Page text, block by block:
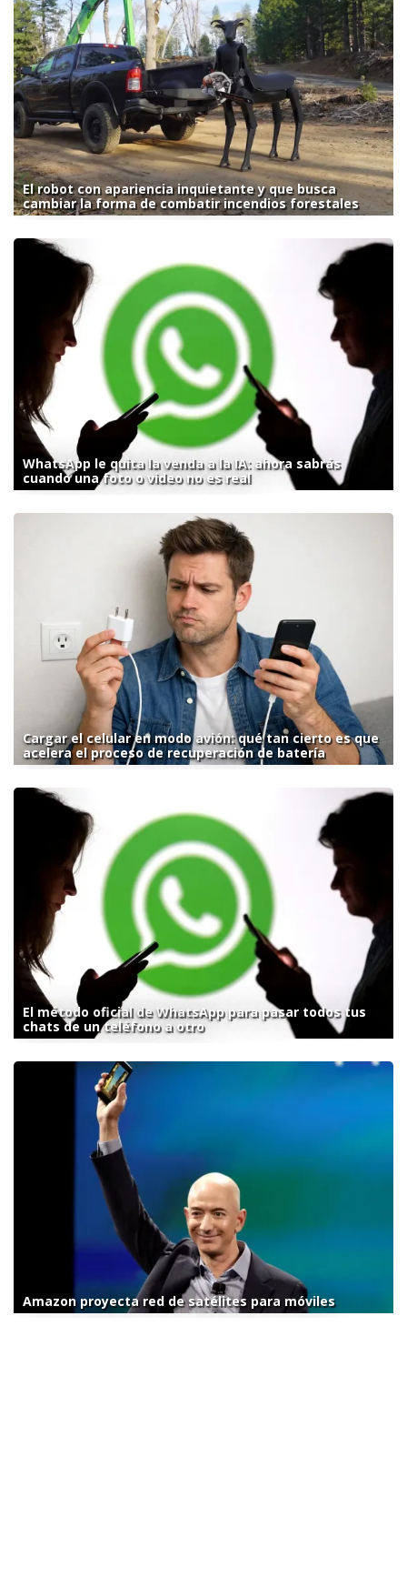
El robot con apariencia inquietante y que busca
cambiar la forma de combatir incendios forestales
WhatsApp le quita la venda a la IA: ahora sabrás
cuando una foto o video no es real
Cargar el celular en modo avión: qué tan cierto es que
acelera el proceso de recuperación de batería
El método oficial de WhatsApp para pasar todos tus
chats de un teléfono a otro
Amazon proyecta red de satélites para móviles